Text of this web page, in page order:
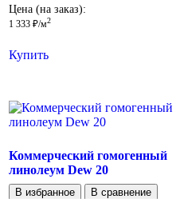
Цена (на заказ):
1 333 ₽/м2
Купить
Коммерческий гомогенный
линолеум Dew 20
В избранное В сравнение